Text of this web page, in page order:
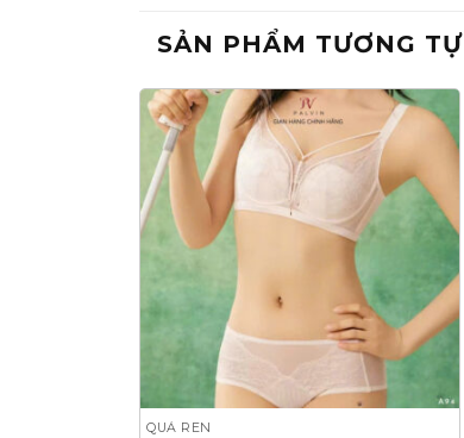
SẢN PHẨM TƯƠNG TỰ
QUẢ REN